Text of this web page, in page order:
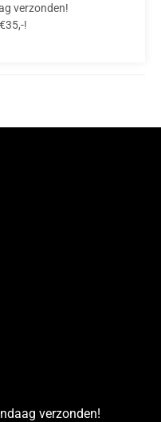
verzonden!
!
verzonden!